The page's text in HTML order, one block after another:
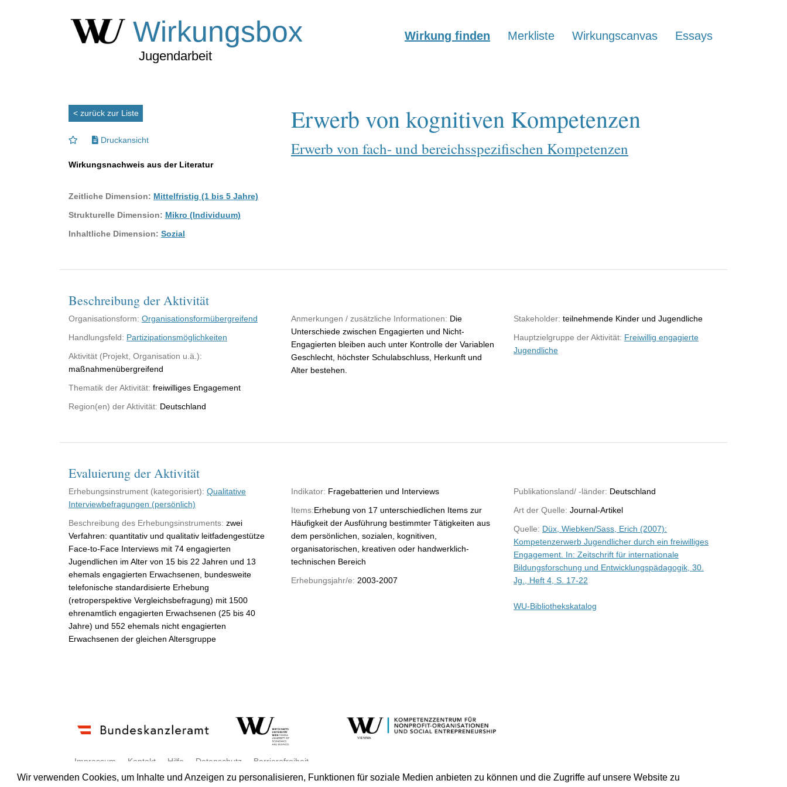
Wir verwenden Cookies, um Inhalte und Anzeigen zu personalisieren, Funktionen für soziale Medien anbieten zu können und die Zugriffe auf unsere Website zu
Wirkungsbox
Jugendarbeit
Wirkung finden Merkliste Wirkungscanvas Essays
< zurück zur Liste
Druckansicht
Wirkungsnachweis aus der Literatur
Zeitliche Dimension: Mittelfristig (1 bis 5 Jahre)
Strukturelle Dimension: Mikro (Individuum)
Inhaltliche Dimension: Sozial
Erwerb von kognitiven Kompetenzen
Erwerb von fach- und bereichsspezifischen Kompetenzen
Beschreibung der Aktivität
Organisationsform: Organisationsformübergreifend
Handlungsfeld: Partizipationsmöglichkeiten
Aktivität (Projekt, Organisation u.ä.):
maßnahmenübergreifend
Thematik der Aktivität: freiwilliges Engagement
Region(en) der Aktivität: Deutschland
Anmerkungen / zusätzliche Informationen: Die
Unterschiede zwischen Engagierten und Nicht-
Engagierten bleiben auch unter Kontrolle der Variablen
Geschlecht, höchster Schulabschluss, Herkunft und
Alter bestehen.
Stakeholder: teilnehmende Kinder und Jugendliche
Hauptzielgruppe der Aktivität: Freiwillig engagierte
Jugendliche
Evaluierung der Aktivität
Erhebungsinstrument (kategorisiert): Qualitative
Interviewbefragungen (persönlich)
Beschreibung des Erhebungsinstruments: zwei
Verfahren: quantitativ und qualitativ leitfadengestütze
Face-to-Face Interviews mit 74 engagierten
Jugendlichen im Alter von 15 bis 22 Jahren und 13
ehemals engagierten Erwachsenen, bundesweite
telefonische standardisierte Erhebung
(retroperspektive Vergleichsbefragung) mit 1500
ehrenamtlich engagierten Erwachsenen (25 bis 40
Jahre) und 552 ehemals nicht engagierten
Erwachsenen der gleichen Altersgruppe
Indikator: Fragebatterien und Interviews
Items:Erhebung von 17 unterschiedlichen Items zur
Häufigkeit der Ausführung bestimmter Tätigkeiten aus
dem persönlichen, sozialen, kognitiven,
organisatorischen, kreativen oder handwerklich-
technischen Bereich
Erhebungsjahr/e: 2003-2007
Publikationsland/ -länder: Deutschland
Art der Quelle: Journal-Artikel
Quelle: Düx, Wiebken/Sass, Erich (2007):
Kompetenzerwerb Jugendlicher durch ein freiwilliges
Engagement. In: Zeitschrift für internationale
Bildungsforschung und Entwicklungspädagogik, 30.
Jg., Heft 4, S. 17-22
WU-Bibliothekskatalog
Impressum Kontakt Hilfe Datenschutz Barrierefreiheit